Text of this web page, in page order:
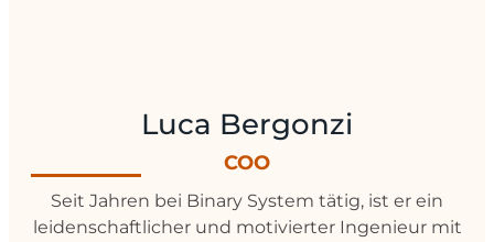
Luca Bergonzi
COO
Seit Jahren bei Binary System tätig, ist er ein
leidenschaftlicher und motivierter Ingenieur mit